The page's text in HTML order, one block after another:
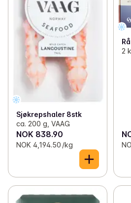
Sjøkrepshaler 8stk
ca. 200 g, VAAG
NOK 838.90
NOK 4,194.50 /kg
2